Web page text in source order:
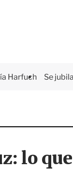
Harfuch Se
lo